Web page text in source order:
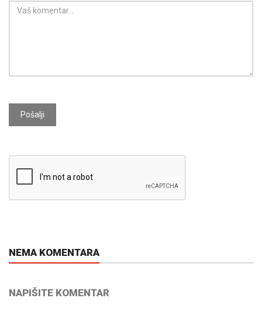
Pošalji
NEMA KOMENTARA
NAPIŠITE KOMENTAR